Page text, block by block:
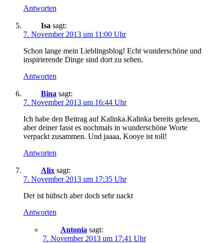
Antworten
Isa sagt:
7. November 2013 um 11:00 Uhr
Schon lange mein Lieblingsblog! Echt wunderschöne und
inspirierende Dinge sind dort zu sehen.
Antworten
Bina sagt:
7. November 2013 um 16:44 Uhr
Ich habe den Beitrag auf Kalinka.Kalinka bereits gelesen,
aber deiner fasst es nochmals in wunderschöne Worte
verpackt zusammen. Und jaaaa, Kooye ist toll!
Antworten
Alix sagt:
7. November 2013 um 17:35 Uhr
Der ist hübsch aber doch sehr nackt
Antworten
Antonia sagt:
7. November 2013 um 17:41 Uhr